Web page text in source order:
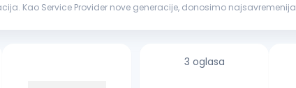
Kao Service Provider nove generacije, donosimo najsavremenija
3 oglasa